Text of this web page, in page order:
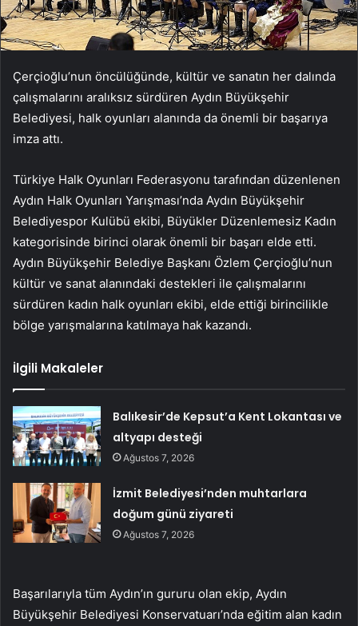
Çerçioğlu’nun öncülüğünde, kültür ve sanatın her dalında
çalışmalarını aralıksız sürdüren Aydın Büyükşehir
Belediyesi, halk oyunları alanında da önemli bir başarıya
imza attı.
Türkiye Halk Oyunları Federasyonu tarafından düzenlenen
Aydın Halk Oyunları Yarışması’nda Aydın Büyükşehir
Belediyespor Kulübü ekibi, Büyükler Düzenlemesiz Kadın
kategorisinde birinci olarak önemli bir başarı elde etti.
Aydın Büyükşehir Belediye Başkanı Özlem Çerçioğlu’nun
kültür ve sanat alanındaki destekleri ile çalışmalarını
sürdüren kadın halk oyunları ekibi, elde ettiği birincilikle
bölge yarışmalarına katılmaya hak kazandı.
İlgili Makaleler
Balıkesir’de Kepsut’a Kent Lokantası ve
altyapı desteği
Ağustos 7, 2026
İzmit Belediyesi’nden muhtarlara
doğum günü ziyareti
Ağustos 7, 2026
Başarılarıyla tüm Aydın’ın gururu olan ekip, Aydın
Büyükşehir Belediyesi Konservatuarı’nda eğitim alan kadın